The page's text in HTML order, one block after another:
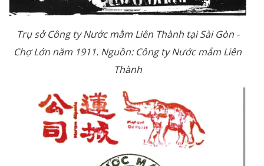
Trụ sở Công ty Nước mằm Liên Thành tại Sài Gòn -
Chợ Lớn năm 1911. Nguồn: Công ty Nước mắm Liên
Thành